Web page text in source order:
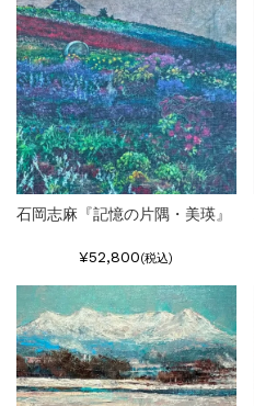
石岡志麻『記憶の片隅・美瑛』
¥52,800(税込)